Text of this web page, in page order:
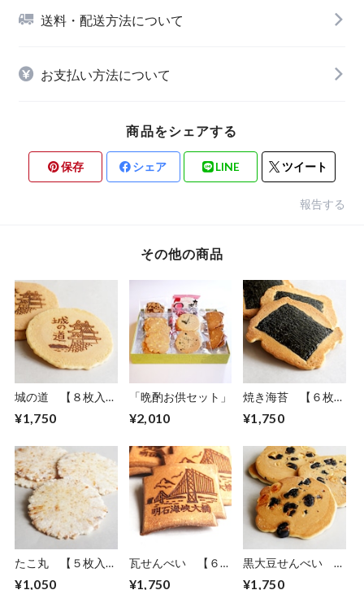
送料・配送方法について
お支払い方法について
商品をシェアする
保存 シェア LINE ツイート
報告する
その他の商品
城の道 【８枚入り
¥1,750
「晩酌お供セット」
¥2,010
焼き海苔 【６枚入
¥1,750
たこ丸 【５枚入り
¥1,050
瓦せんべい 【６枚
¥1,750
黒大豆せんべい
¥1,750